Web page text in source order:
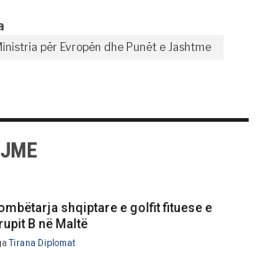
për Evropën dhe Punët e Jashtme
shqiptare e golfit fituese e
B në Maltë
Tirana Diplomat